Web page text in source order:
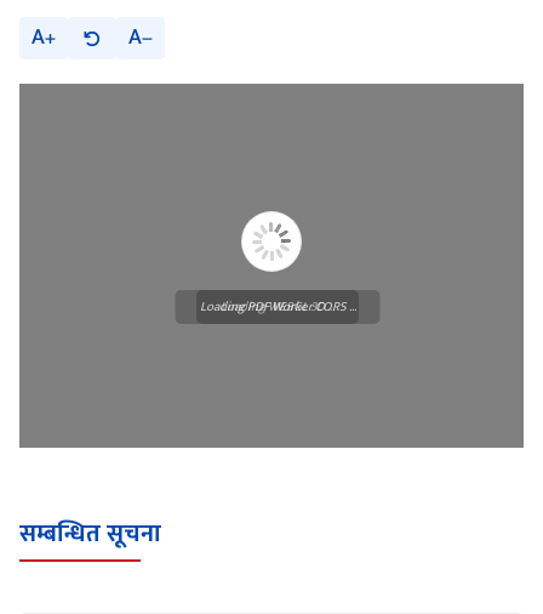
A A
Loading WEBGL 3D ...
Loading PDF Worker CORS ...
सम्बन्धित सूचना